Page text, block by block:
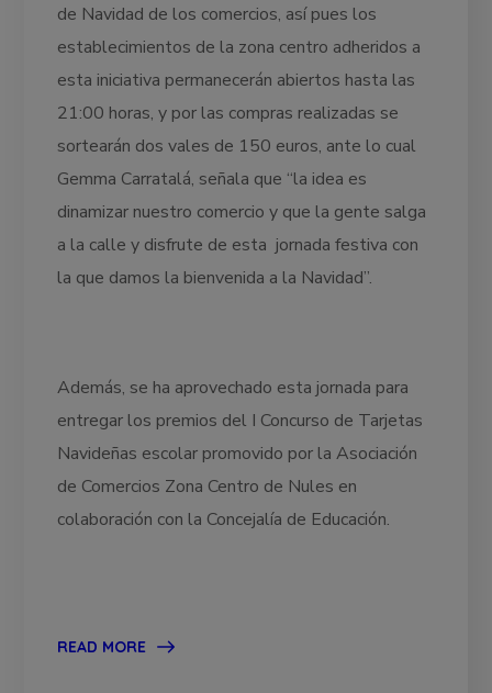
de Navidad de los comercios, así pues los
establecimientos de la zona centro adheridos a
esta iniciativa permanecerán abiertos hasta las
21:00 horas, y por las compras realizadas se
sortearán dos vales de 150 euros, ante lo cual
Gemma Carratalá, señala que “la idea es
dinamizar nuestro comercio y que la gente salga
a la calle y disfrute de esta jornada festiva con
la que damos la bienvenida a la Navidad”.
Además, se ha aprovechado esta jornada para
entregar los premios del I Concurso de Tarjetas
Navideñas escolar promovido por la Asociación
de Comercios Zona Centro de Nules en
colaboración con la Concejalía de Educación.
READ MORE